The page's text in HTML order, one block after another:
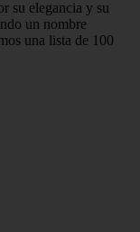
su elegancia y su
un nombre
una lista de 100